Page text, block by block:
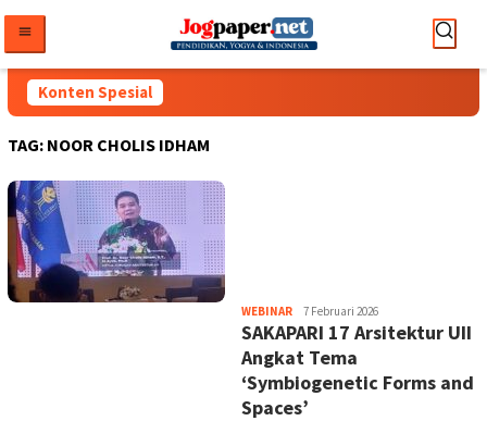
konten
Konten Spesial
TAG: NOOR CHOLIS IDHAM
WEBINARHeri
Purwata
7 Februari 2026
SAKAPARI 17 Arsitektur UII
Angkat Tema
‘Symbiogenetic Forms and
Spaces’